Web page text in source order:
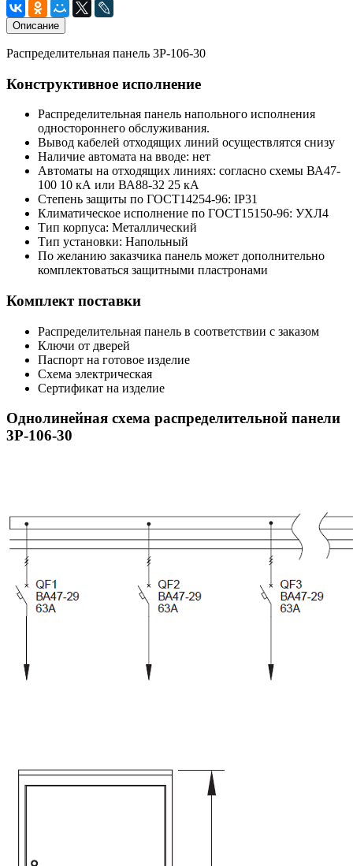
Описание
Распределительная панель 3P-106-30
Конструктивное исполнение
Распределительная панель напольного исполнения
одностороннего обслуживания.
Вывод кабелей отходящих линий осуществлятся снизу
Наличие автомата на вводе: нет
Автоматы на отходящих линиях: согласно схемы ВА47-
100 10 кА или ВА88-32 25 кА
Степень защиты по ГОСТ14254-96: IP31
Климатическое исполнение по ГОСТ15150-96: УХЛ4
Тип корпуса: Металлический
Тип установки: Напольный
По желанию заказчика панель может дополнительно
комплектоваться защитными пластронами
Комплект поставки
Распределительная панель в соответствии с заказом
Ключи от дверей
Паспорт на готовое изделие
Схема электрическая
Сертификат на изделие
Однолинейная схема распределительной панели
3P-106-30